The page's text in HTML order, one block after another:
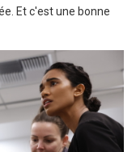
Et c'est une bonne